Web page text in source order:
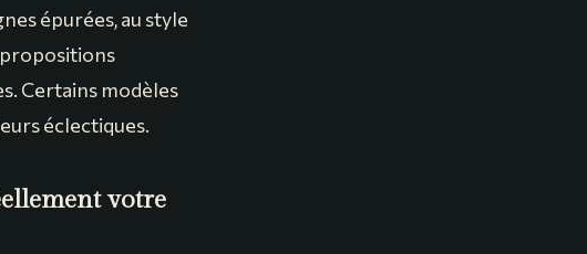
épurées, au style
propositions
Certains modèles
éclectiques.
votre